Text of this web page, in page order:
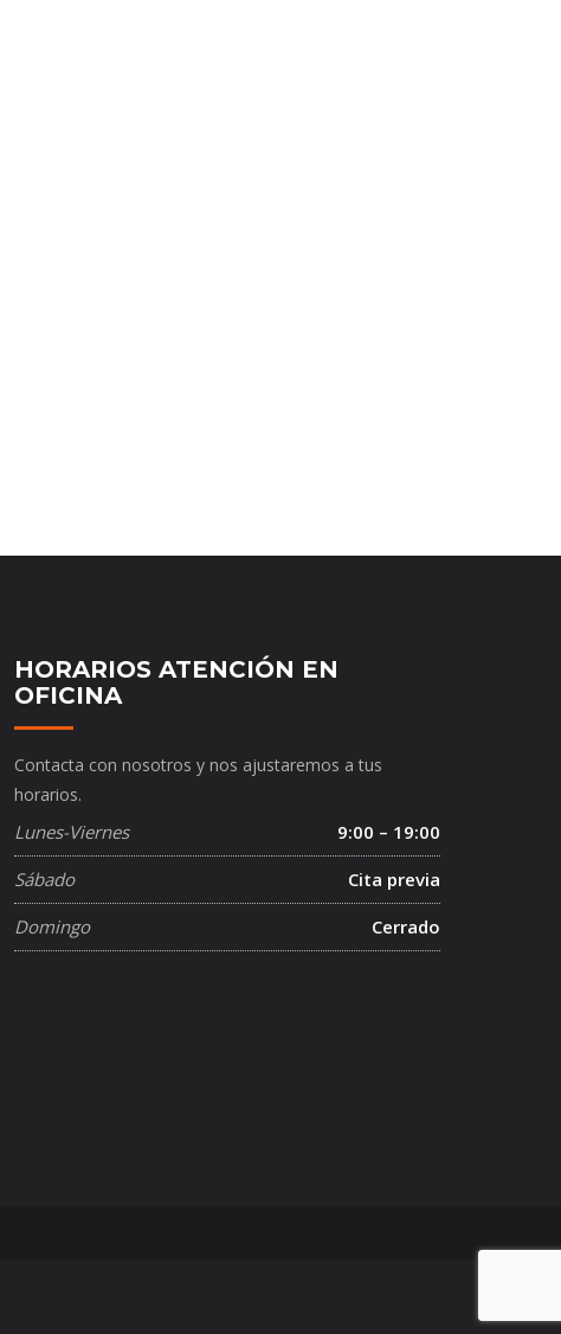
HORARIOS ATENCIÓN EN
OFICINA
Contacta con nosotros y nos ajustaremos a tus
horarios.
Lunes-Viernes
9:00 – 19:00
Sábado
Cita previa
Domingo
Cerrado